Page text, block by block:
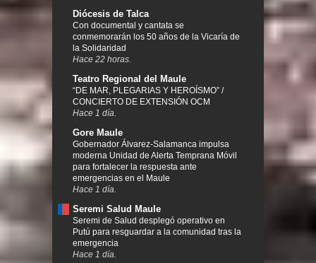
Diócesis de Talca
Con documental y cantata se
conmemorarán los 50 años de la Vicaría de
la Solidaridad
Hace 22 horas.
Teatro Regional del Maule
“DE MAR, PLEGARIAS Y HEROÍSMO” /
CONCIERTO DE EXTENSIÓN OCM
Hace 1 día.
Gore Maule
Gobernador Álvarez-Salamanca impulsa
moderna Unidad de Alerta Temprana Móvil
para fortalecer la respuesta ante
emergencias en el Maule
Hace 1 día.
Seremi Salud Maule
Seremi de Salud desplegó operativo en
Putú para resguardar a la comunidad tras la
emergencia
Hace 1 día.